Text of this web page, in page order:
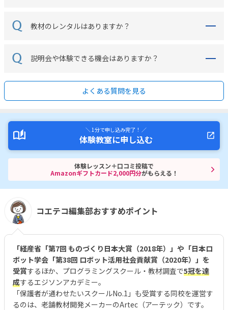
教材のレンタルはありますか？
説明会や体験できる機会はありますか？
よくある質問を見る
＼ 1分で申し込み完了！ ／
体験教室に申し込む
体験レッスン＋口コミ投稿で
Amazonギフトカード2,000円分がもらえる！
コエテコ編集部おすすめポイント
「経産省「第7回 ものづくり日本大賞（2018年）」や「日本ロ
ボット学会「第38回 ロボット活用社会貢献賞（2020年）」を
受賞するほか、プログラミングスクール・教材調査で5冠を達
成するエジソンアカデミー。
「保護者が通わせたいスクールNo.1」も受賞する同校を運営す
るのは、老舗教材開発メーカーのArtec（アーテック）です。